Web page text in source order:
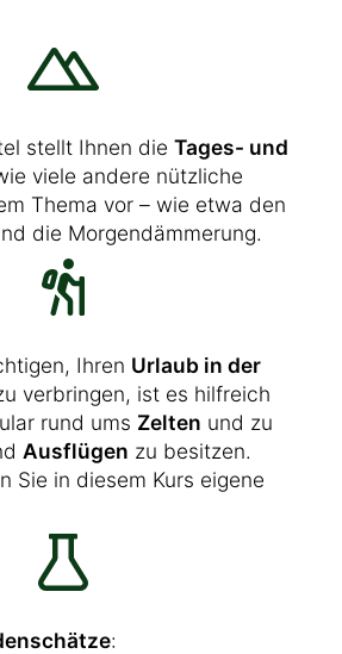
stellt Ihnen die Tages- und
viele andere nützliche
Thema vor – wie etwa den
die Morgendämmerung.
Ihren Urlaub in der
verbringen, ist es hilfreich
rund ums Zelten und zu
Ausflügen zu besitzen.
Sie in diesem Kurs eigene
: